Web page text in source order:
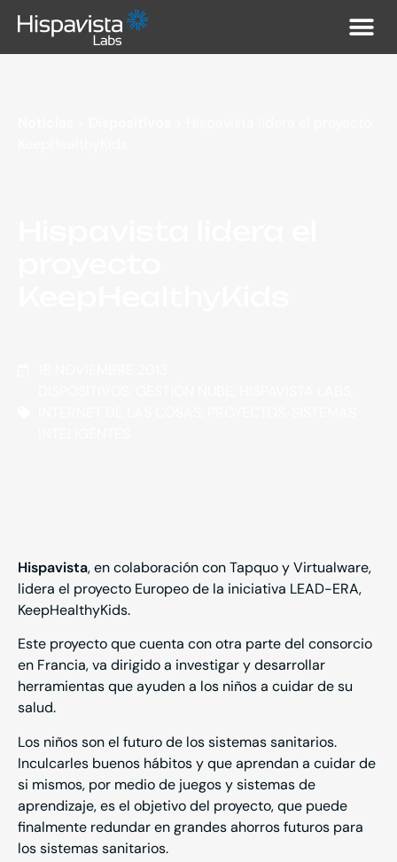
Hispavista, en colaboración con Tapquo y Virtualware,
lidera el proyecto Europeo de la iniciativa LEAD-ERA,
KeepHealthyKids.
Este proyecto que cuenta con otra parte del consorcio
en Francia, va dirigido a investigar y desarrollar
herramientas que ayuden a los niños a cuidar de su
salud.
Los niños son el futuro de los sistemas sanitarios.
Inculcarles buenos hábitos y que aprendan a cuidar de
si mismos, por medio de juegos y sistemas de
aprendizaje, es el objetivo del proyecto, que puede
finalmente redundar en grandes ahorros futuros para
los sistemas sanitarios.